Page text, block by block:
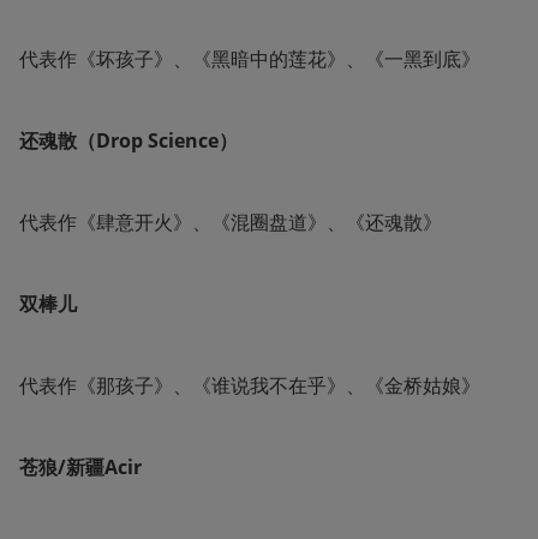
代表作《坏孩子》、《黑暗中的莲花》、《一黑到底》
还魂散（Drop Science）
代表作《肆意开火》、《混圈盘道》、《还魂散》
双棒儿
代表作《那孩子》、《谁说我不在乎》、《金桥姑娘》
苍狼/新疆Acir